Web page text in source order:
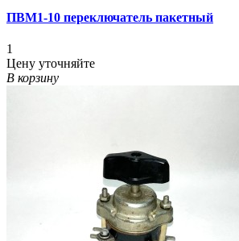
ПВМ1-10 переключатель пакетный
1
Цену уточняйте
В корзину